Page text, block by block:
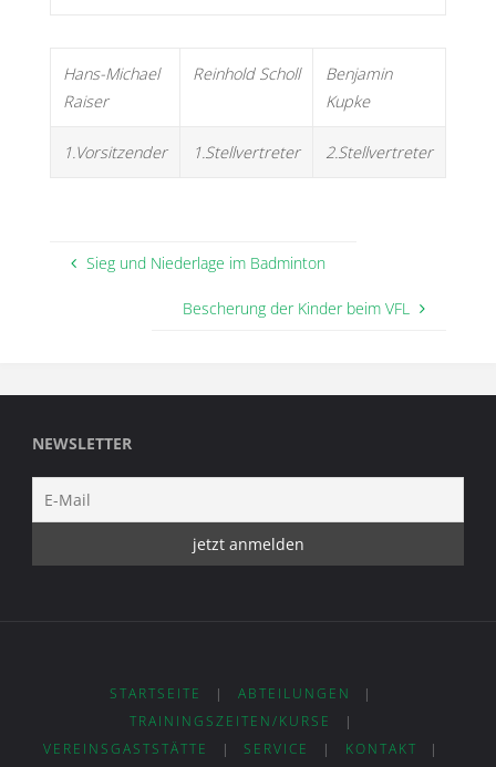
Hans-Michael
Raiser
Reinhold Scholl
Benjamin
Kupke
1.Vorsitzender 1.Stellvertreter 2.Stellvertreter
Sieg und Niederlage im Badminton
Bescherung der Kinder beim VFL
NEWSLETTER
STARTSEITE | ABTEILUNGEN
|
TRAININGSZEITEN/KURSE
|
VEREINSGASTSTÄTTE
| SERVICE | KONTAKT |